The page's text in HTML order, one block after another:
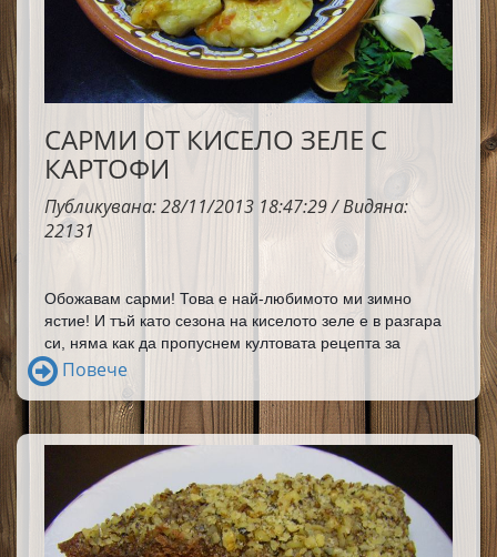
САРМИ ОТ КИСЕЛО ЗЕЛЕ С
КАРТОФИ
Публикувана: 28/11/2013 18:47:29 / Видяна:
22131
Обожавам сарми! Това е най-любимото ми зимно
ястие! И тъй като сезона на киселото зеле е в разгара
си, няма как да пропуснем култовата рецепта за
зелеви сарми, във вариант с картофи. Не мога да не
споделя с вас рецептата за сарми, която знам от
моята баба.
Повече